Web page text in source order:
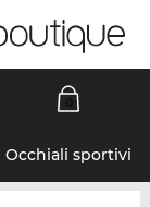
Occhiali sportivi